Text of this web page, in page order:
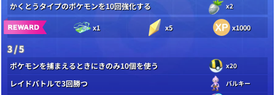
かくとうタイプのポケモンを10回強化する x2
x1 x5 x1000
3 / 5
ポケモンを捕まえるときにきのみ10個を使う x20
レイドバトルで3回勝つ バルキー